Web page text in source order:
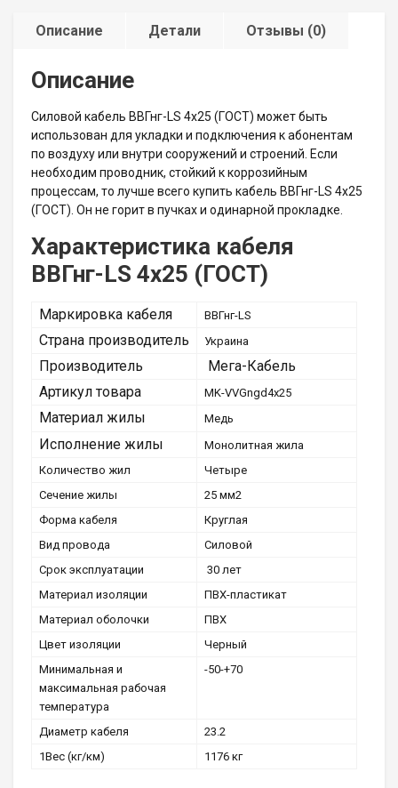
Описание Детали Отзывы (0)
Описание
Силовой кабель ВВГнг-LS 4х25 (ГОСТ) может быть
использован для укладки и подключения к абонентам
по воздуху или внутри сооружений и строений. Если
необходим проводник, стойкий к коррозийным
процессам, то лучше всего купить кабель ВВГнг-LS 4х25
(ГОСТ). Он не горит в пучках и одинарной прокладке.
Характеристика кабеля
ВВГнг-LS 4х25 (ГОСТ)
Маркировка кабеля ВВГнг-LS
Страна производитель Украина
Производитель
Мега-Кабель
Артикул товара
MK-VVGngd4х25
Материал жилы Медь
Исполнение жилы
Монолитная жила
Количество жил
Четыре
Сечение жилы
25 мм2
Форма кабеля
Круглая
Вид провода
Силовой
Срок эксплуатации
30 лет
Материал изоляции
ПВХ-пластикат
Материал оболочки
ПВХ
Цвет изоляции
Черный
Минимальная и
максимальная рабочая
температура
-50-+70
Диаметр кабеля
23.2
1Вес (кг/км)
1176 кг